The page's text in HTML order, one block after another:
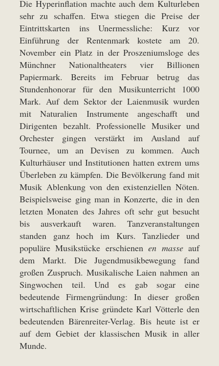
Die Hyperinflation machte auch dem Kulturleben
sehr zu schaffen. Etwa stiegen die Preise der
Eintrittskarten ins Unermessliche: Kurz vor
Einführung der Rentenmark kostete am 20.
November ein Platz in der Proszeniumsloge des
Münchner Nationaltheaters vier Billionen
Papiermark. Bereits im Februar betrug das
Stundenhonorar für den Musikunterricht 1000
Mark. Auf dem Sektor der Laienmusik wurden
mit Naturalien Instrumente angeschafft und
Dirigenten bezahlt. Professionelle Musiker und
Orchester gingen verstärkt im Ausland auf
Tournee, um an Devisen zu kommen. Auch
Kulturhäuser und Institutionen hatten extrem ums
Überleben zu kämpfen. Die Bevölkerung fand mit
Musik Ablenkung von den existenziellen Nöten.
Beispielsweise ging man in Konzerte, die in den
letzten Monaten des Jahres oft sehr gut besucht
bis ausverkauft waren. Tanzveranstaltungen
standen ganz hoch im Kurs. Tanzlieder und
populäre Musikstücke erschienenen masseauf
dem Markt. Die Jugendmusikbewegung fand
großen Zuspruch. Musikalische Laien nahmen an
Singwochen teil. Und es gab sogar eine
bedeutende Firmengründung: In dieser großen
wirtschaftlichen Krise gründete Karl Vötterle den
bedeutenden Bärenreiter-Verlag. Bis heute ist er
auf dem Gebiet der klassischen Musik in aller
Munde.